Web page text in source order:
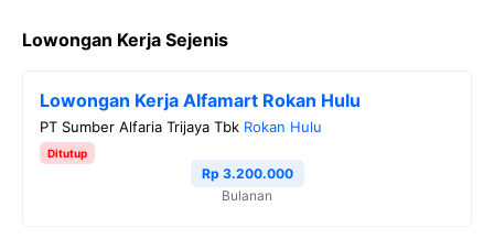
c
i
t
e
r
l
g
r
a
s
A
p
L
i
n
Lowongan Kerja Sejenis
Lowongan Kerja Alfamart Rokan Hulu
PT Sumber Alfaria Trijaya Tbk Rokan Hulu
Ditutup
Rp 3.200.000
Bulanan